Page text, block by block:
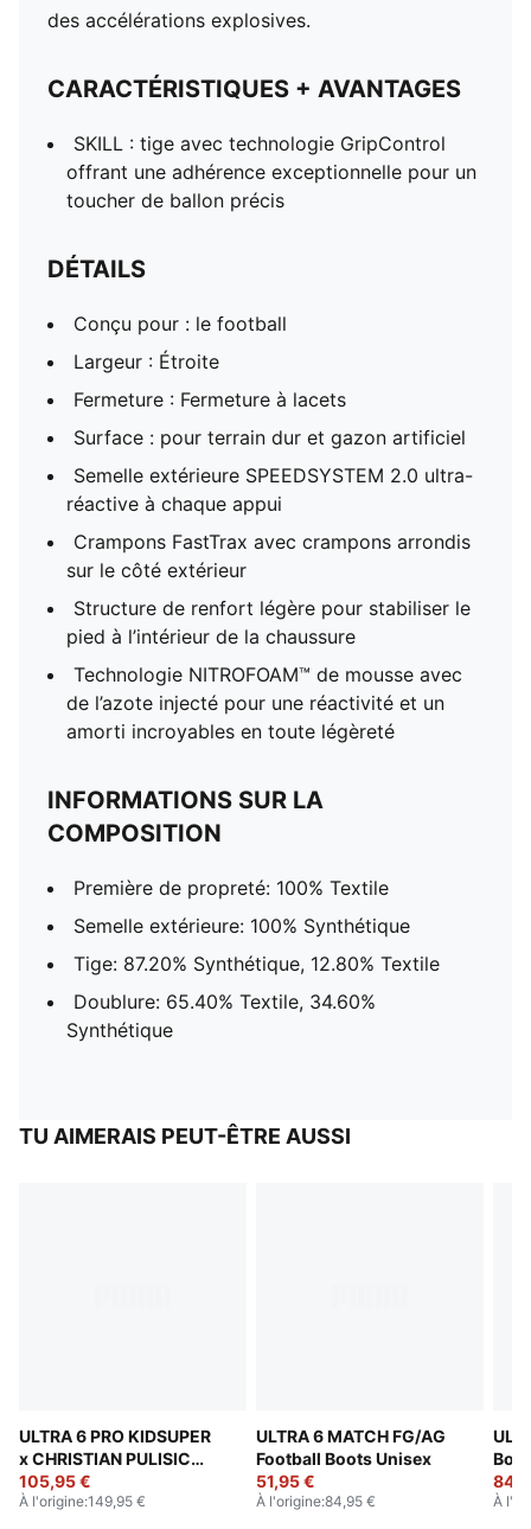
des accélérations explosives.
CARACTÉRISTIQUES + AVANTAGES
SKILL : tige avec technologie GripControl
offrant une adhérence exceptionnelle pour un
toucher de ballon précis
DÉTAILS
Conçu pour : le football
Largeur : Étroite
Fermeture : Fermeture à lacets
Surface : pour terrain dur et gazon artificiel
Semelle extérieure SPEEDSYSTEM 2.0 ultra-
réactive à chaque appui
Crampons FastTrax avec crampons arrondis
sur le côté extérieur
Structure de renfort légère pour stabiliser le
pied à l’intérieur de la chaussure
Technologie NITROFOAM™ de mousse avec
de l’azote injecté pour une réactivité et un
amorti incroyables en toute légèreté
INFORMATIONS SUR LA
COMPOSITION
Première de propreté: 100% Textile
Semelle extérieure: 100% Synthétique
Tige: 87.20% Synthétique, 12.80% Textile
Doublure: 65.40% Textile, 34.60%
Synthétique
TU AIMERAIS PEUT-ÊTRE AUSSI
ULTRA 6 PRO KIDSUPER
x CHRISTIAN PULISIC
FG/AG Football Boots
Unisex
105,95 €
À l'origine:149,95 €
ULTRA 6 MATCH FG/AG
Football Boots Unisex
51,95 €
À l'origine:84,95 € À